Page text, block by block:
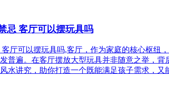
忌 客厅可以摆玩具吗
厅可以摆玩具吗,客厅，作为家庭的核心枢纽
普遍。在客厅摆放大型玩具并非随意之举，
水讲究，助你打造一个既能满足孩子需求，